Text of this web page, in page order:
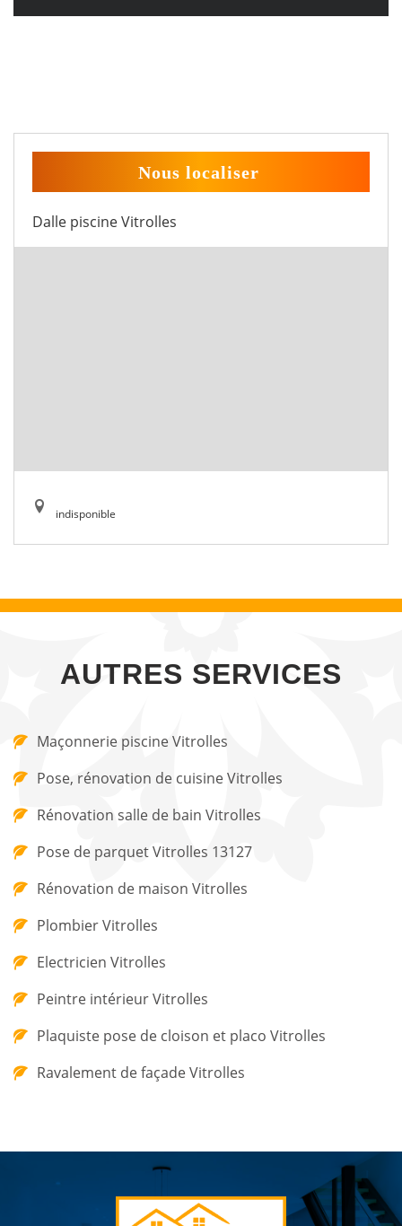
Nous localiser
Dalle piscine Vitrolles
indisponible
AUTRES SERVICES
Maçonnerie piscine Vitrolles
Pose, rénovation de cuisine Vitrolles
Rénovation salle de bain Vitrolles
Pose de parquet Vitrolles 13127
Rénovation de maison Vitrolles
Plombier Vitrolles
Electricien Vitrolles
Peintre intérieur Vitrolles
Plaquiste pose de cloison et placo Vitrolles
Ravalement de façade Vitrolles